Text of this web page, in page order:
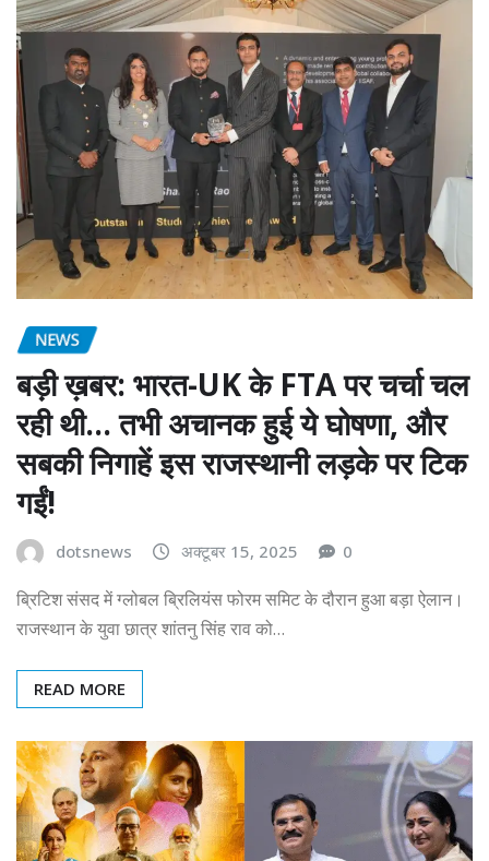
NEWS
बड़ी ख़बर: भारत-UK के FTA पर चर्चा चल
रही थी… तभी अचानक हुई ये घोषणा, और
सबकी निगाहें इस राजस्थानी लड़के पर टिक
गईं!
dotsnews अक्टूबर 15, 2025 0
ब्रिटिश संसद में ग्लोबल ब्रिलियंस फोरम समिट के दौरान हुआ बड़ा ऐलान।
राजस्थान के युवा छात्र शांतनु सिंह राव को…
READ MORE